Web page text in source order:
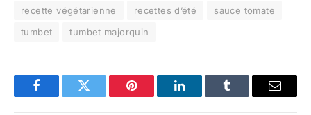
recette végétarienne
recettes d’été
sauce tomate
tumbet
tumbet majorquin
FacebookTwitter Pinterest LinkedInTumblr Email